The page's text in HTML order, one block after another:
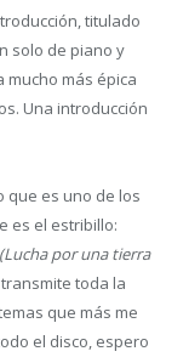
titulado
solo de piano y
más épica
Una introducción
que es uno de los
es el estribillo:
por una tierra
toda la
que más me
el disco, espero